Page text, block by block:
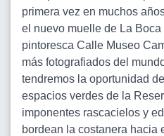
primera vez en muchos
el nuevo muelle de La
pintoresca Calle Museo
más fotografiados del
tendremos la oportunidad
espacios verdes de la
imponentes rascacielos y
bordean la costanera hacia